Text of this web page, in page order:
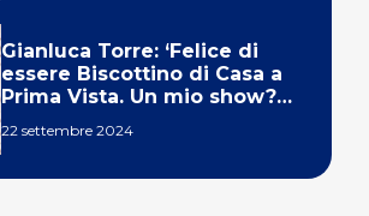
Gianluca Torre: ‘Felice di
essere Biscottino di Casa a
Prima Vista. Un mio show?
22 settembre 2024